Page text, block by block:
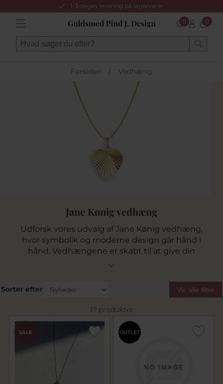
1-3 dages levering på lagervarer
0 0
Forsiden / Vedhæng
Jane Kønig vedhæng
Udforsk vores udvalg af Jane Kønig vedhæng,
hvor symbolik og moderne design går hånd i
hånd. Vedhængene er skabt til at give din
halskæde et personligt præg og kan bæres
individuelt udtryk. Du finder både Jane Kønig
vedhæng i sølv og forgyldte modeller – fra enkle
former til designs med stærk symbolik.
Sorter efter Vis alle filtre
17 produkter
SALE OUTLET